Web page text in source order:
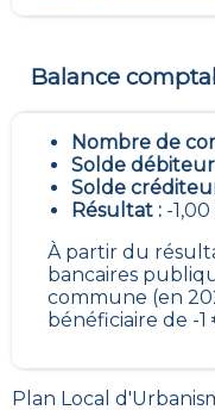
Balance
Nombre de
Solde
Solde
Résultat : -
À partir du
bancaires
commune (en
bénéficiaire de -1
Plan Local